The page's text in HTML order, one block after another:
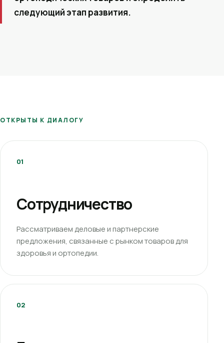
следующий этап развития.
ОТКРЫТЫ К ДИАЛОГУ
01
Сотрудничество
Рассматриваем деловые и партнерские
предложения, связанные с рынком товаров для
здоровья и ортопедии.
02